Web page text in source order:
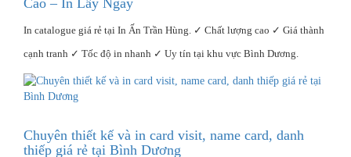
Cao – In Lấy Ngay
In catalogue giá rẻ tại In Ấn Trần Hùng. ✓ Chất lượng cao ✓ Giá thành
cạnh tranh ✓ Tốc độ in nhanh ✓ Uy tín tại khu vực Bình Dương.
Chuyên thiết kế và in card visit, name card, danh
thiếp giá rẻ tại Bình Dương